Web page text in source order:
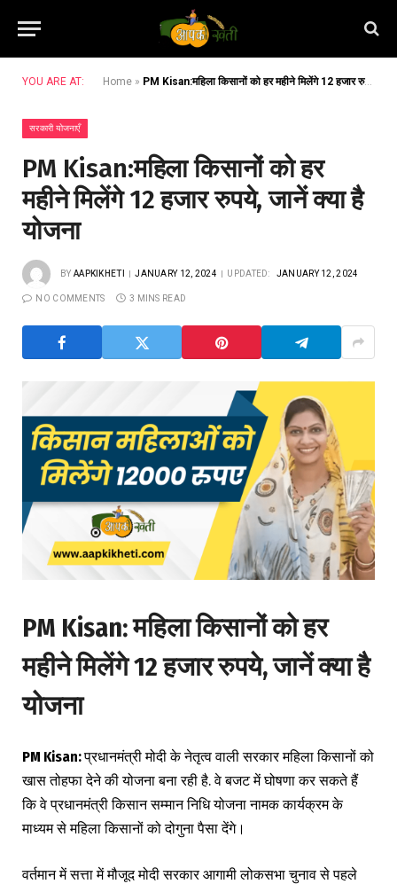
YOU ARE AT: Home » PM Kisan:महिला किसानों को हर महीने मिलेंगे 12 हजार रुपये, जानें क्या है योजना
सरकारी योजनाएँ
PM Kisan:महिला किसानों को हर
महीने मिलेंगे 12 हजार रुपये, जानें क्या है
योजना
BY AAPKIKHETI JANUARY 12, 2024 UPDATED: JANUARY 12, 2024
NO COMMENTS 3 MINS READ
PM Kisan:महिला किसानों को हर
महीने मिलेंगे 12 हजार रुपये, जानें क्या है
योजना
PM Kisan:प्रधानमंत्री मोदी के नेतृत्व वाली सरकार महिला किसानों को
खास तोहफा देने की योजना बना रही है. वे बजट में घोषणा कर सकते हैं
कि वे प्रधानमंत्री किसान सम्मान निधि योजना नामक कार्यक्रम के
माध्यम से महिला किसानों को दोगुना पैसा देंगे।
वर्तमान में सत्ता में मौजूद मोदी सरकार आगामी लोकसभा चुनाव से पहले